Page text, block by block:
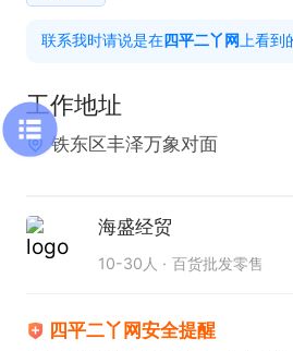
联系我时请说是在四平二丫网 上看到
工作地址
铁东区丰泽万象对面
海盛经贸
10-30人 百货批发零售
四平二丫网安全提醒